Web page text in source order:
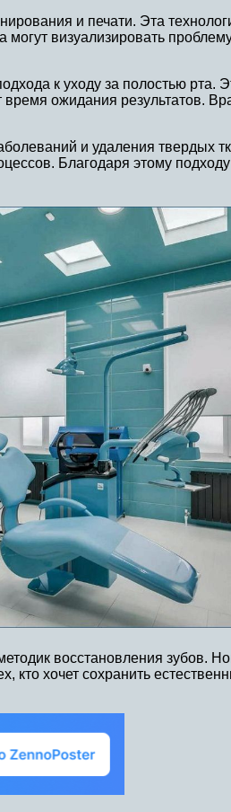
и печати. Эта
визуализировать
к уходу за полостью рта.
ожидания результатов.
и удаления твердых
Благодаря этому
восстановления зубов.
хочет сохранить